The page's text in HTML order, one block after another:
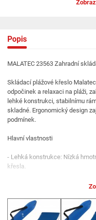
Popis
MALATEC 23563 Zahradní
Skládací plážové křeslo
odpočinek a relaxaci na pláži,
lehké konstrukci, stabilnímu
skladné. Ergonomický design
podmínek.
Hlavní vlastnosti
- Lehká konstrukce: Nízká
křesla.
- Stabilní rám: Vyrobeno z
- Univerzální použití: Vhodné